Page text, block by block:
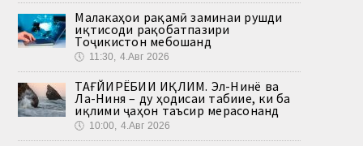
Малакаҳои рақамӣ заминаи рушди
иқтисоди рақобатпазири
Тоҷикистон мебошанд
🕔 11:30, 4.Авг 2026
ТАҒЙИРЁБИИ ИҚЛИМ. Эл-Нинё ва
Ла-Ниня – ду ҳодисаи табиие, ки ба
иқлими ҷаҳон таъсир мерасонанд
🕔 10:00, 4.Авг 2026